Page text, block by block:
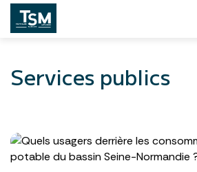
Services publics